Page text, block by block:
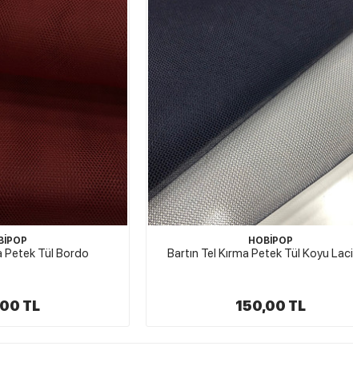
Tül Koyu Lacivert
TL
HOBİPOP
Bartın Tel Kırma Petek Tül Siyah
150,00 TL